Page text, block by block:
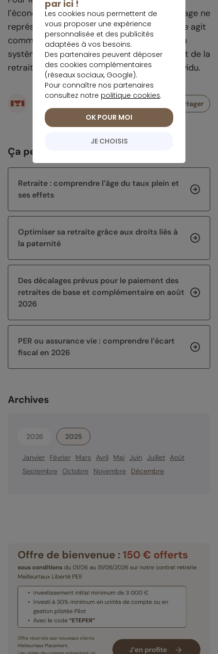
l’économie se révèle significative. Cet avantage ne
représente cependant pas une fin en soi. Elle agit
comme un accélérateur de décision dans un
système où la responsabilité du financement de la
retraite bascule progressivement vers l’individu.
Écrit par
Rédaction meilleurtaux Placement
Partager
Ça peut vous intéresser
Retraite : comprendre l’âge du taux plein et
ses effets
Optimiser sa retraite grâce aux droits liés à
la paternité
Des décalages prévus pour le paiement des
retraites de base et complémentaire en août
2026
PER ou assurance vie : comprendre l’écart
fiscal en 2026
Archives
2026 2025
Janvier Février Mars Avril Mai Juin Juillet Août
Septembre
Octobre Novembre Décembre
par ici !
Les cookies nous permettent de
vous proposer une expérience
personnalisée et des publicités
adaptées à vos besoins.
Des partenaires peuvent déposer
des cookies complémentaires
(réseaux sociaux, Google).
Pour connaître nos partenaires
consultez notre politique cookies.
JE CHOISIS
OK POUR MOI